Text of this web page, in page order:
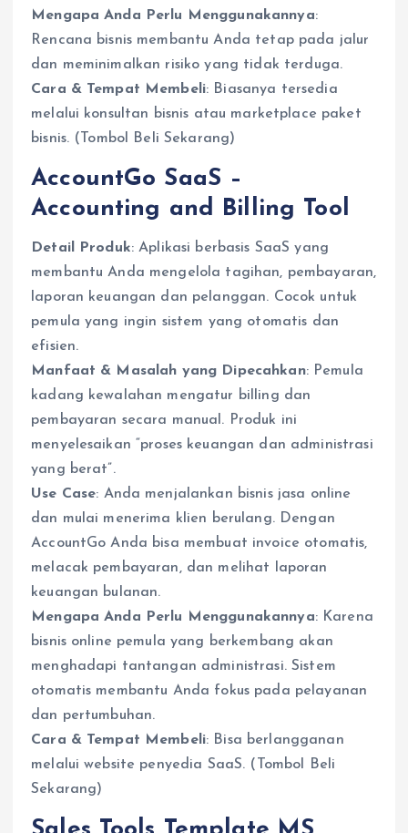
Mengapa Anda Perlu Menggunakannya:
Rencana bisnis membantu Anda tetap pada jalur
dan meminimalkan risiko yang tidak terduga.
Cara & Tempat Membeli: Biasanya tersedia
melalui konsultan bisnis atau marketplace paket
bisnis. (Tombol Beli Sekarang)
AccountGo SaaS –
Accounting and Billing Tool
Detail Produk: Aplikasi berbasis SaaS yang
membantu Anda mengelola tagihan, pembayaran,
laporan keuangan dan pelanggan. Cocok untuk
pemula yang ingin sistem yang otomatis dan
efisien.
Manfaat & Masalah yang Dipecahkan: Pemula
kadang kewalahan mengatur billing dan
pembayaran secara manual. Produk ini
menyelesaikan “proses keuangan dan administrasi
yang berat”.
Use Case: Anda menjalankan bisnis jasa online
dan mulai menerima klien berulang. Dengan
AccountGo Anda bisa membuat invoice otomatis,
melacak pembayaran, dan melihat laporan
keuangan bulanan.
Mengapa Anda Perlu Menggunakannya: Karena
bisnis online pemula yang berkembang akan
menghadapi tantangan administrasi. Sistem
otomatis membantu Anda fokus pada pelayanan
dan pertumbuhan.
Cara & Tempat Membeli: Bisa berlangganan
melalui website penyedia SaaS. (Tombol Beli
Sekarang)